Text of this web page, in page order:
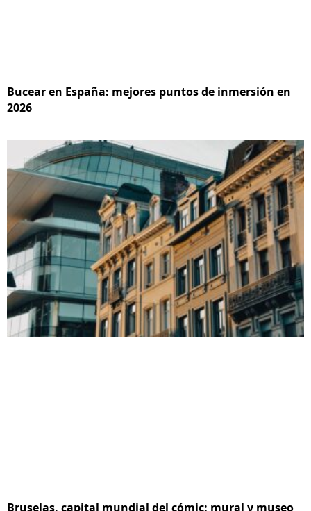
Bucear en España: mejores puntos de inmersión en
2026
Bruselas, capital mundial del cómic: mural y museo